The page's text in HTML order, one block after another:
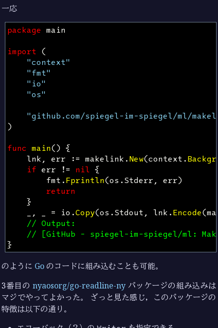
一応
package main
import (
"context"
"fmt"
"io"
"os"
"github.com/spiegel-im-spiegel/ml/
)
func main() {
lnk , err := makelink .New(context .
if err != nil {
fmt .Fprintln(os .Stderr , err)
return
}
, = io .Copy(os .Stdout , lnk .Encode(
// Output:
// [GitHub - spiegel-im-spiegel/ml:
}
のように Go のコードに組み込むことも可能。
3番目のnyaosorg/go-readline-ny パッケージの組み込みは
マジでやってよかった。 ざっと見た感じ，このパッケージの
特徴は以下の通り。